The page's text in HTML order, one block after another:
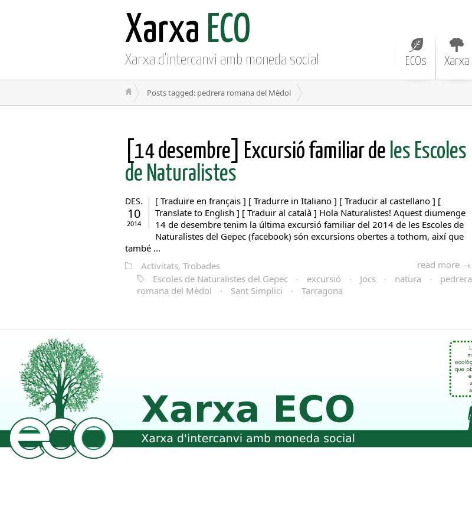
Xarxa ECO
Xarxa d'intercanvi amb moneda social ECOs Xarxa
Posts tagged: pedrera romana del Mèdol
[14 desembre] Excursió familiar de les Escoles
de Naturalistes
DES.
10
2014
[ Traduire en français ] [ Tradurre in Italiano ] [ Traducir al castellano ] [
Translate to English ] [ Traduir al català ] Hola Naturalistes! Aquest diumenge
14 de desembre tenim la última excursió familiar del 2014 de les Escoles de
Naturalistes del Gepec (facebook) són excursions obertes a tothom, així que
també ...
read more →
Activitats, Trobades
Escoles de Naturalistes del Gepec
· excursió · Jocs · natura ·
pedrera
romana del Mèdol
· Sant Simplici · Tarragona